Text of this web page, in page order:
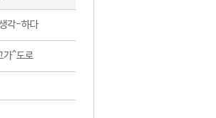
각-하다
가^도로